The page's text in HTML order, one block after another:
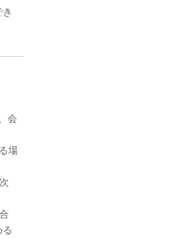
会
場